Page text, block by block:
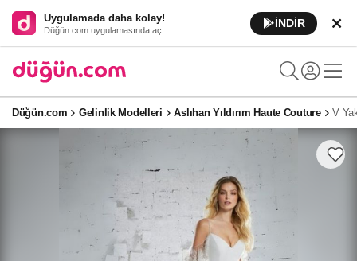
Uygulamada daha kolay!
Düğün.com uygulamasında aç
İNDİR
Düğün.com Gelinlik Modelleri Aslıhan Yıldırım Haute Couture V